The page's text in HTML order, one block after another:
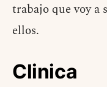
trabajo que voy a
ellos.
Clinica